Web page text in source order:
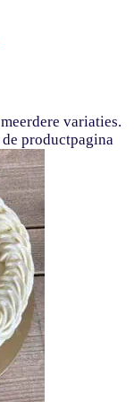
variaties.
productpagina